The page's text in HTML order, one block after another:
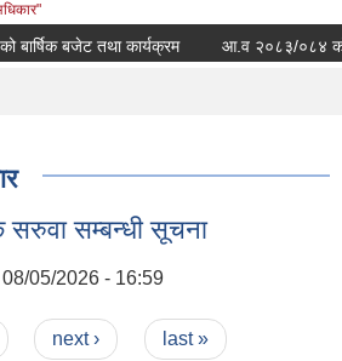
बजेट तथा कार्यक्रम आ.व २०८३/०८४ को
सरुवा सम्बन्धी सूचना
05/2026 - 16:59
next › last »